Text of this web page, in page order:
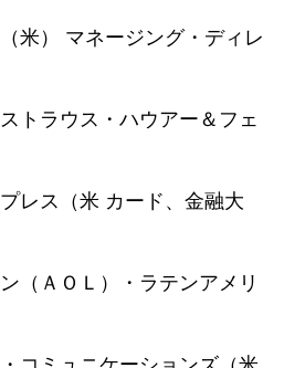
米） マネージング・ディレ
トラウス・ハウアー＆フェ
レス（米 カード、金融大
（ＡＯＬ）・ラテンアメリ